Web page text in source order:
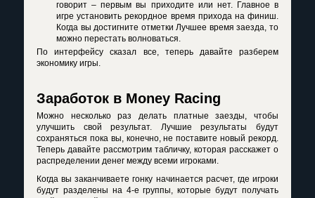
говорит – первым вы приходите или нет. Главное в
игре установить рекордное время прихода на финиш.
Когда вы достигните отметки Лучшее время заезда, то
можно перестать волноваться.
По интерфейсу сказал все, теперь давайте разберем
экономику игры.
Заработок в Money Racing
Можно несколько раз делать платные заезды, чтобы
улучшить свой результат. Лучшие результаты будут
сохраняться пока вы, конечно, не поставите новый рекорд.
Теперь давайте рассмотрим табличку, которая расскажет о
распределении денег между всеми игроками.
Когда вы заканчиваете гонку начинается расчет, где игроки
будут разделены на 4-е группы, которые будут получать